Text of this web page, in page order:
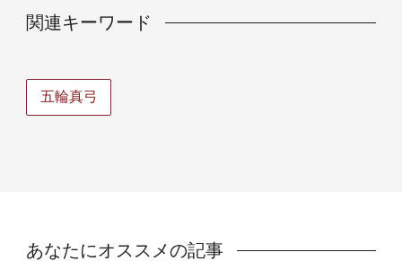
関連キーワード
五輪真弓
あなたにオススメの記事